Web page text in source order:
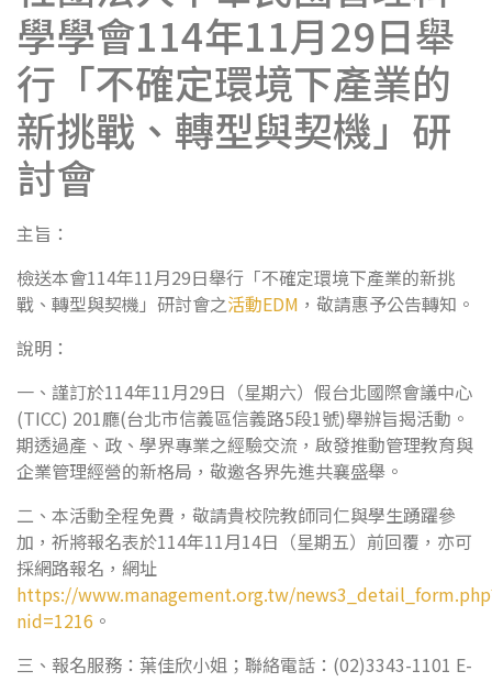
學學會114年11月29日舉
行「不確定環境下產業的
新挑戰、轉型與契機」研
討會
主旨：
檢送本會114年11月29日舉行「不確定環境下產業的新挑
戰、轉型與契機」研討會之活動EDM ，敬請惠予公告轉知。
說明：
一、謹訂於114年11月29日（星期六）假台北國際會議中心
(TICC) 201廳(台北市信義區信義路5段1號)舉辦旨揭活動。
期透過產、政、學界專業之經驗交流，啟發推動管理教育與
企業管理經營的新格局，敬邀各界先進共襄盛舉。
二、本活動全程免費，敬請貴校院教師同仁與學生踴躍參
加，祈將報名表於114年11月14日（星期五）前回覆，亦可
採網路報名，網址
https://www.management.org.tw/
nid=1216 。
三、報名服務：葉佳欣小姐；聯絡電話：(02)3343-1101 E-